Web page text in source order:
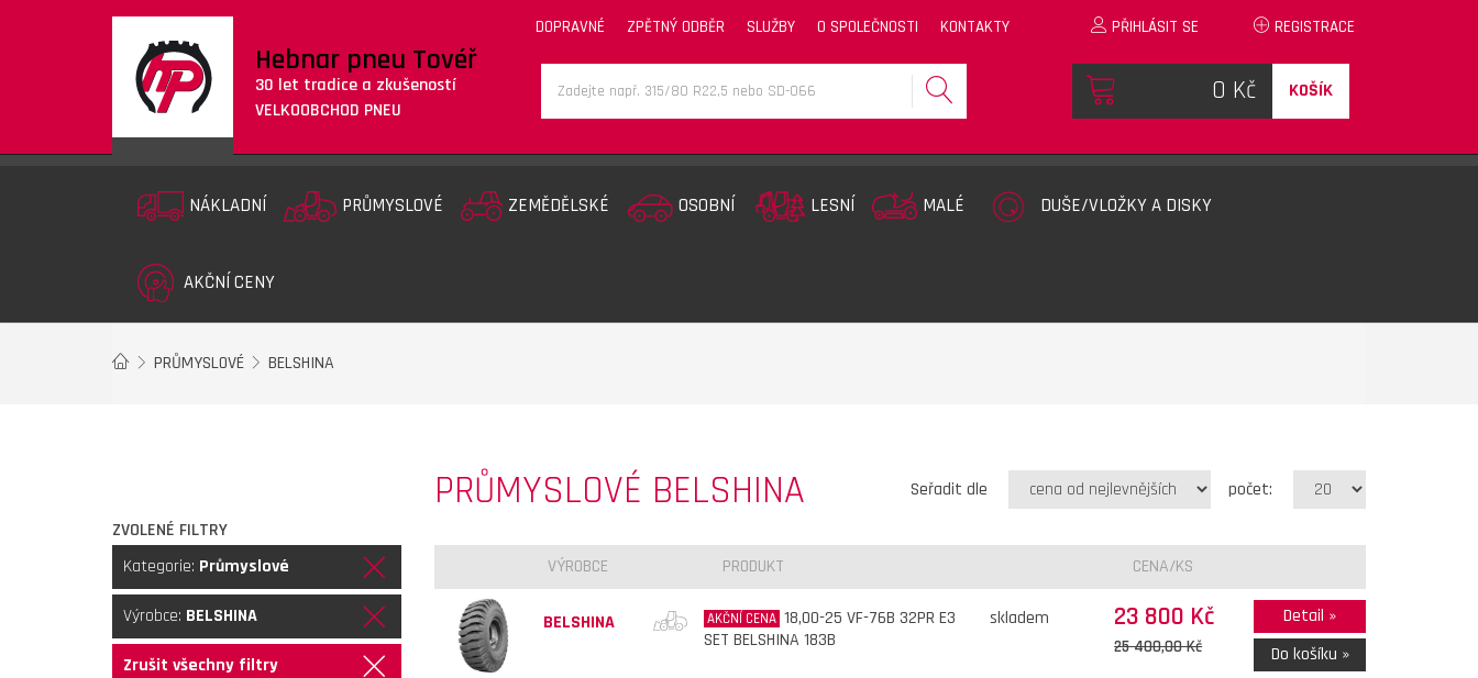
Hebnar pneu Tovéř
30 let tradice a zkušeností
VELKOOBCHOD PNEU
DOPRAVNÉ ZPĚTNÝ ODBĚR SLUŽBY O SPOLEČNOSTI KONTAKTY PŘIHLÁSIT SE REGISTRACE
KOŠÍK
NÁKLADNÍ PRŮMYSLOVÉ ZEMĚDĚLSKÉ OSOBNÍ LESNÍ MALÉ DUŠE/VLOŽKY A DISKY
AKČNÍ CENY
PRŮMYSLOVÉ BELSHINA
ZVOLENÉ FILTRY
Kategorie: Průmyslové
Výrobce: BELSHINA
Zrušit všechny filtry
PRŮMYSLOVÉ BELSHINA Seřadit dle počet:
VÝROBCE PRODUKT CENA/KS
BELSHINA AKČNÍ CENA 18,00-25 VF-76B 32PR E3
SET BELSHINA 183B
skladem 23 800 Kč
25 400,00 Kč
Detail »
Do košíku »